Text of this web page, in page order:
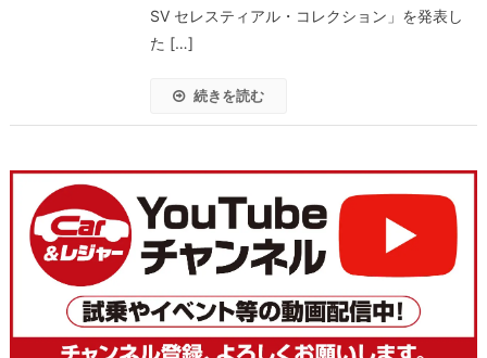
SV セレスティアル・コレクション」を発表し
た […]
続きを読む